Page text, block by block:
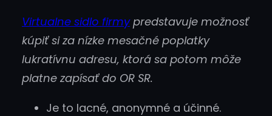
Virtualne sidlo firmypredstavuje možnosť
kúpiť si za nízke mesačné poplatky
lukratívnu adresu, ktorá sa potom môže
platne zapísať do OR SR.
Je to lacné, anonymné a účinné.